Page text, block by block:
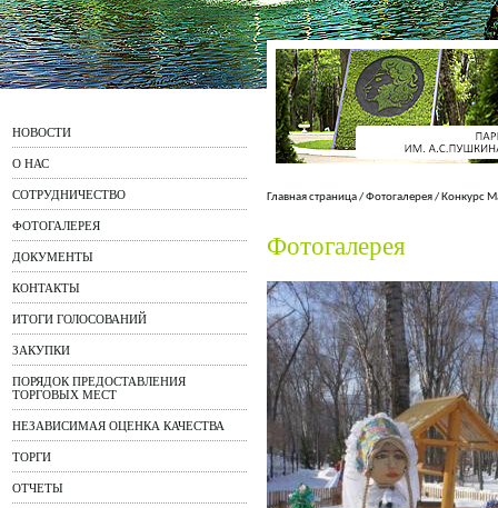
НОВОСТИ
О НАС
СОТРУДНИЧЕСТВО
ФОТОГАЛЕРЕЯ
ДОКУМЕНТЫ
КОНТАКТЫ
ИТОГИ ГОЛОСОВАНИЙ
ЗАКУПКИ
ПОРЯДОК ПРЕДОСТАВЛЕНИЯ
ТОРГОВЫХ МЕСТ
НЕЗАВИСИМАЯ ОЦЕНКА КАЧЕСТВА
ТОРГИ
ОТЧЕТЫ
Главная страница/Фотогалерея/ Конкурс
Фотогалерея